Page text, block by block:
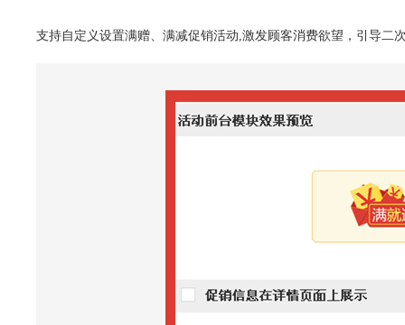
支持自定义设置满赠、满减促销活动,激发顾客消费欲望，引导二